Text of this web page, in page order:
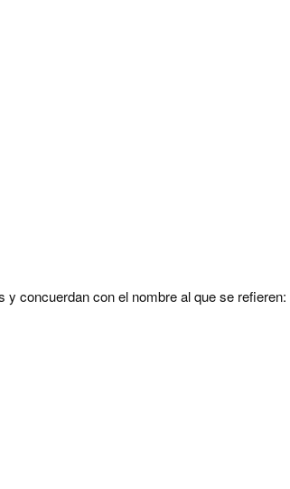
concuerdan con el nombre al que se refieren: